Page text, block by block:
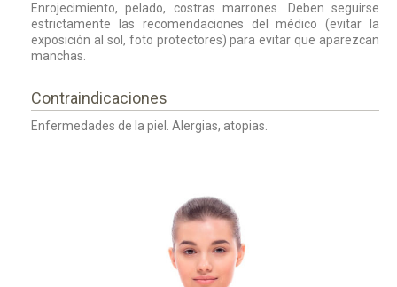
Enrojecimiento, pelado, costras marrones. Deben seguirse
estrictamente las recomendaciones del médico (evitar la
exposición al sol, foto protectores) para evitar que aparezcan
manchas.
Contraindicaciones
Enfermedades de la piel. Alergias, atopias.